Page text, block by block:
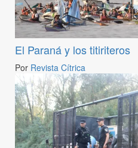
El Paraná y los titiriteros
Por Revista Cítrica